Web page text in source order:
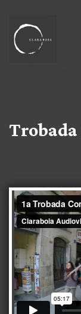
Trobada